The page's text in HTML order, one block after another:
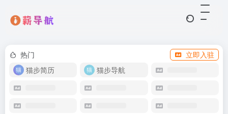
热门
立即入驻
猫步简历
猫步导航